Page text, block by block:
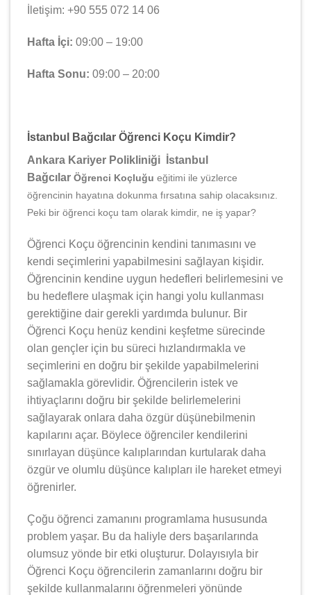
İletişim: +90 555 072 14 06
Hafta İçi: 09:00 – 19:00
Hafta Sonu: 09:00 – 20:00
İstanbul Bağcılar Öğrenci Koçu Kimdir?
Ankara Kariyer Polikliniği İstanbul
Bağcılar Öğrenci Koçluğu eğitimi ile yüzlerce
öğrencinin hayatına dokunma fırsatına sahip olacaksınız.
Peki bir öğrenci koçu tam olarak kimdir, ne iş yapar?
Öğrenci Koçu öğrencinin kendini tanımasını ve
kendi seçimlerini yapabilmesini sağlayan kişidir.
Öğrencinin kendine uygun hedefleri belirlemesini ve
bu hedeflere ulaşmak için hangi yolu kullanması
gerektiğine dair gerekli yardımda bulunur. Bir
Öğrenci Koçu henüz kendini keşfetme sürecinde
olan gençler için bu süreci hızlandırmakla ve
seçimlerini en doğru bir şekilde yapabilmelerini
sağlamakla görevlidir. Öğrencilerin istek ve
ihtiyaçlarını doğru bir şekilde belirlemelerini
sağlayarak onlara daha özgür düşünebilmenin
kapılarını açar. Böylece öğrenciler kendilerini
sınırlayan düşünce kalıplarından kurtularak daha
özgür ve olumlu düşünce kalıpları ile hareket etmeyi
öğrenirler.
Çoğu öğrenci zamanını programlama hususunda
problem yaşar. Bu da haliyle ders başarılarında
olumsuz yönde bir etki oluşturur. Dolayısıyla bir
Öğrenci Koçu öğrencilerin zamanlarını doğru bir
şekilde kullanmalarını öğrenmeleri yönünde